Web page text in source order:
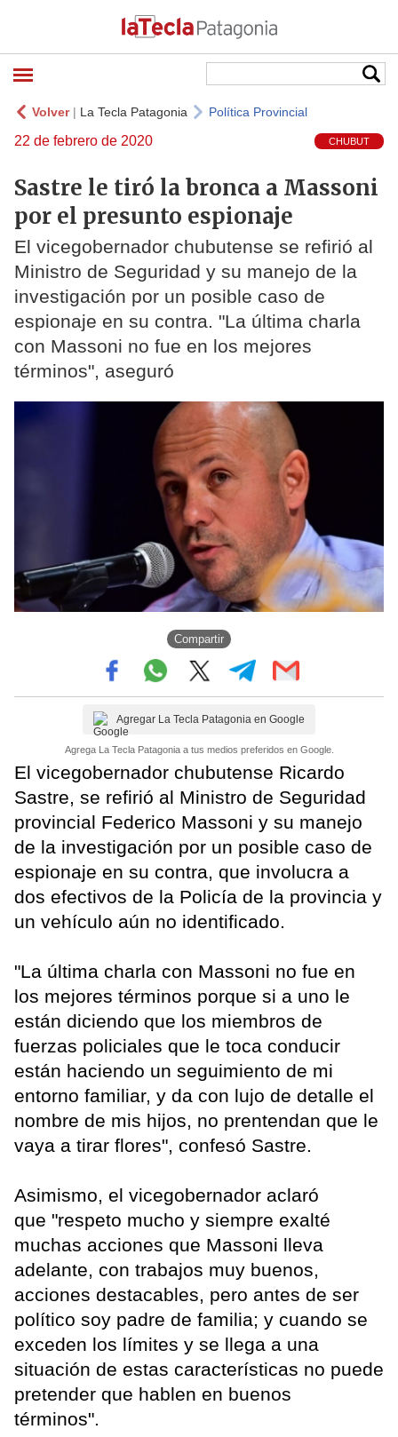
Volver| La Tecla Patagonia Política Provincial
22 de febrero de 2020 CHUBUT
Sastre le tiró la bronca a Massoni
por el presunto espionaje
El vicegobernador chubutense se refirió al
Ministro de Seguridad y su manejo de la
investigación por un posible caso de
espionaje en su contra. "La última charla
con Massoni no fue en los mejores
términos", aseguró
Compartir
Agregar La Tecla Patagonia en Google
Agrega La Tecla Patagonia a tus medios preferidos en Google.
El vicegobernador chubutense Ricardo
Sastre, se refirió al Ministro de Seguridad
provincial Federico Massoni y su manejo
de la investigación por un posible caso de
espionaje en su contra, que involucra a
dos efectivos de la Policía de la provincia y
un vehículo aún no identificado.
"La última charla con Massoni no fue en
los mejores términos porque si a uno le
están diciendo que los miembros de
fuerzas policiales que le toca conducir
están haciendo un seguimiento de mi
entorno familiar, y da con lujo de detalle el
nombre de mis hijos, no prentendan que le
vaya a tirar flores", confesó Sastre.
Asimismo, el vicegobernador aclaró
que "respeto mucho y siempre exalté
muchas acciones que Massoni lleva
adelante, con trabajos muy buenos,
acciones destacables, pero antes de ser
político soy padre de familia; y cuando se
exceden los límites y se llega a una
situación de estas características no puede
pretender que hablen en buenos
términos".